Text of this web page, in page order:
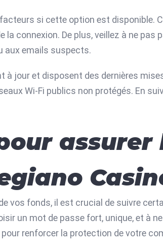
si cette option est disponible.
connexion. De plus, veillez à ne pas
aux emails suspects.
jour et disposent des dernières
Wi-Fi publics non protégés. En
vos fonds, il est crucial de suivre
un mot de passe fort, unique, et à
renforcer la protection de votre